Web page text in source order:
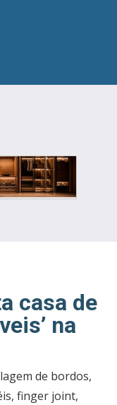
& DECORAÇÃO
casa de
na
de bordos,
finger joint,